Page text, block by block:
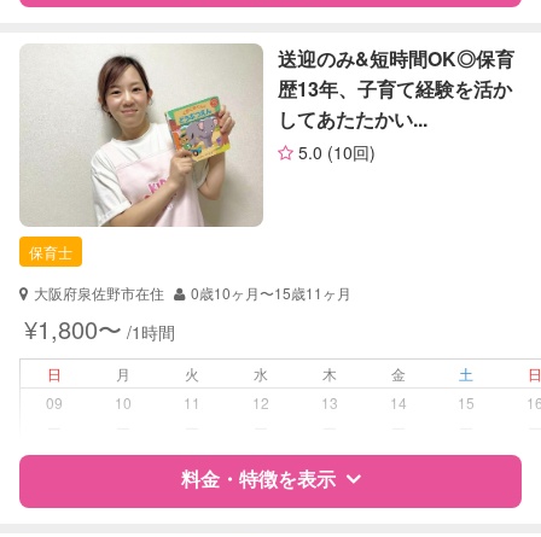
特徴 料金 レビュー
サポートの特徴
企業型割引対象(旧内閣府補助対象)
保育士
対応可能/特徴
送迎サポート
病児対応 病児、病後児、ともに不可
音楽レッスン
絵・工作レッスン
送迎のみ&短時間OK◎保育
歴13年、子育て経験を活か
してあたたかい...
5.0 (10回)
保育士
大阪府泉佐野市在住
0歳10ヶ月〜15歳11ヶ月
¥1,800〜 /1時間
日 月 火 水 木 金 土
09
10 11 12 13 14 15
料金・特徴を表示